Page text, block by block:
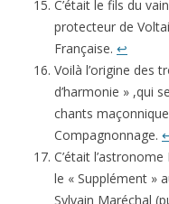
C’était le fils du
protecteur de
Française. ↩
Voilà l’origine des
d’harmonie » ,qui
chants
Compagnonnage.
C’était
le « Supplément »
Sylvain Maréchal